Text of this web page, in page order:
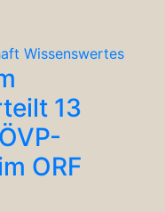
Wissenswertes
13
ORF